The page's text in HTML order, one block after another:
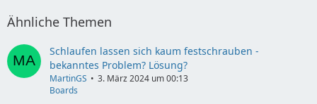
Ähnliche Themen
Schlaufen lassen sich kaum festschrauben -
bekanntes Problem? Lösung?
MartinGS
3. März 2024 um 00:13
Boards